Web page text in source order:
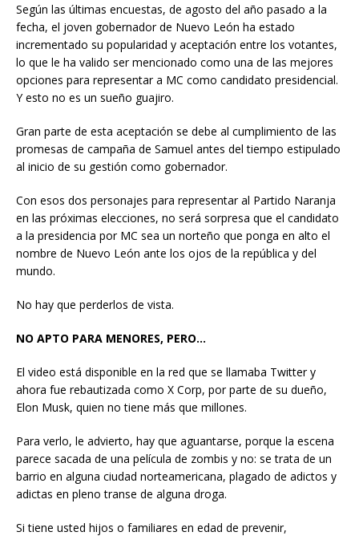
Según las últimas encuestas, de agosto del año pasado a la
fecha, el joven gobernador de Nuevo León ha estado
incrementado su popularidad y aceptación entre los votantes,
lo que le ha valido ser mencionado como una de las mejores
opciones para representar a MC como candidato presidencial.
Y esto no es un sueño guajiro.
Gran parte de esta aceptación se debe al cumplimiento de las
promesas de campaña de Samuel antes del tiempo estipulado
al inicio de su gestión como gobernador.
Con esos dos personajes para representar al Partido Naranja
en las próximas elecciones, no será sorpresa que el candidato
a la presidencia por MC sea un norteño que ponga en alto el
nombre de Nuevo León ante los ojos de la república y del
mundo.
No hay que perderlos de vista.
NO APTO PARA MENORES, PERO…
El video está disponible en la red que se llamaba Twitter y
ahora fue rebautizada como X Corp, por parte de su dueño,
Elon Musk, quien no tiene más que millones.
Para verlo, le advierto, hay que aguantarse, porque la escena
parece sacada de una película de zombis y no: se trata de un
barrio en alguna ciudad norteamericana, plagado de adictos y
adictas en pleno transe de alguna droga.
Si tiene usted hijos o familiares en edad de prevenir,